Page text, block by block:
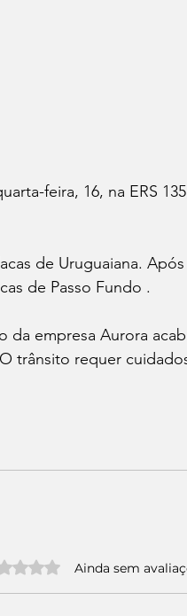
feira, 16, na ERS
de Uruguaiana.
de Passo Fundo .
da empresa Aurora
trânsito requer
com 0 de 5 estrelas.
Ainda sem